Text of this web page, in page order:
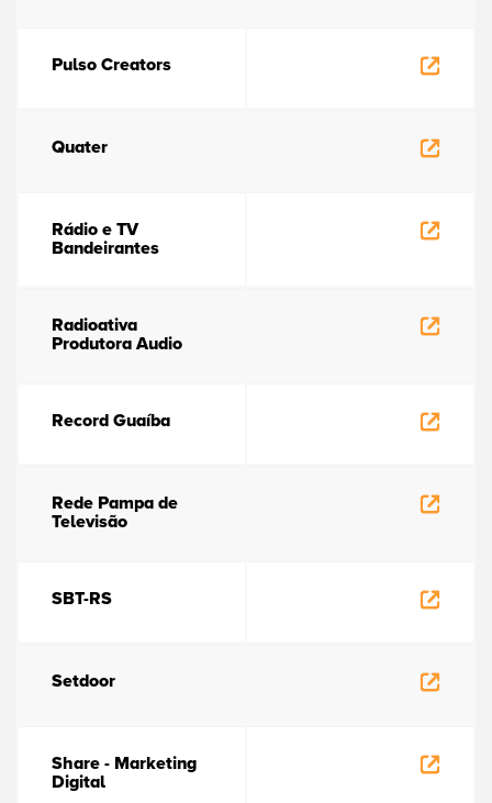
Pulso Creators
Quater
Rádio e TV
Bandeirantes
Radioativa
Produtora Audio
Record Guaíba
Rede Pampa de
Televisão
SBT-RS
Setdoor
Share - Marketing
Digital